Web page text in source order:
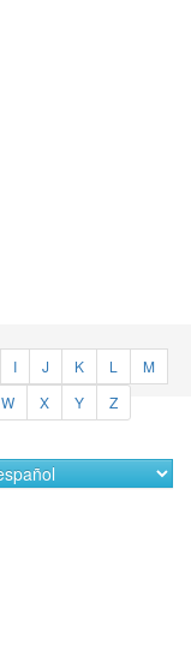
I J K L
M
W X Y Z